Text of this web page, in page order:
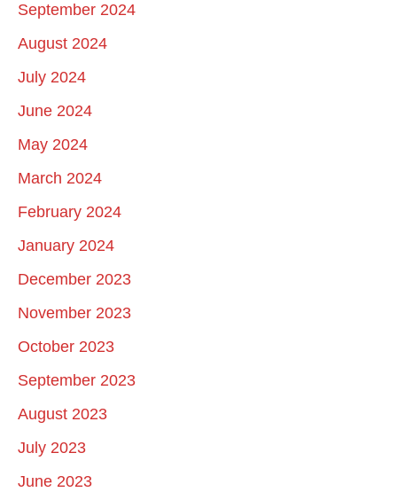
September 2024
August 2024
July 2024
June 2024
May 2024
March 2024
February 2024
January 2024
December 2023
November 2023
October 2023
September 2023
August 2023
July 2023
June 2023